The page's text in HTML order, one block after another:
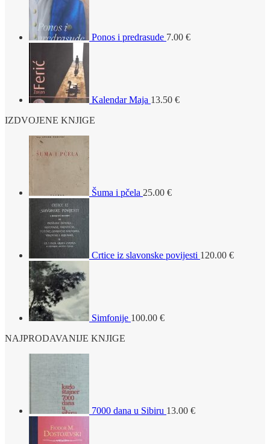
Ponos i predrasude 7.00 €
Kalendar Maja 13.50 €
IZDVOJENE KNJIGE
Šuma i pčela 25.00 €
Crtice iz slavonske povijesti 120.00 €
Simfonije 100.00 €
NAJPRODAVANIJE KNJIGE
7000 dana u Sibiru 13.00 €